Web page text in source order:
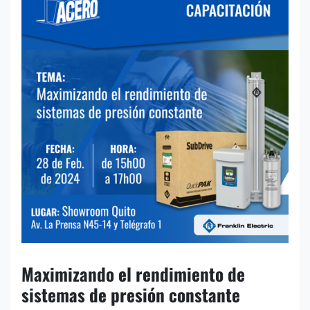
Maximizando el rendimiento de
sistemas de presión constante